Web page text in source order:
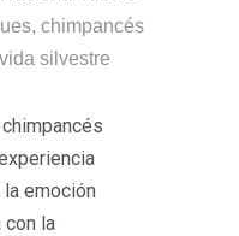
emoción
con la